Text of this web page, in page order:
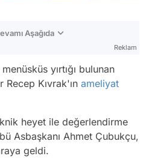
Aşağıda
Reklam
yırtığı bulunan
Recep Kıvrak'ın ameliyat
heyet ile değerlendirme
Asbaşkanı Ahmet Çubukçu,
geldi.